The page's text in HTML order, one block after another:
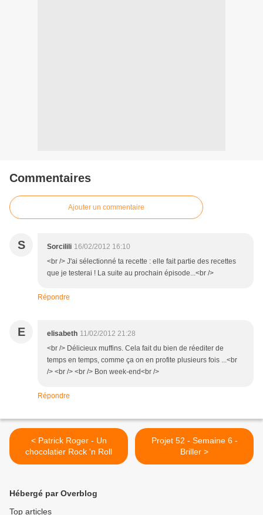
Commentaires
Ajouter un commentaire
S Sorcilili 16/02/2012 16:10
<br /> J'ai sélectionné ta recette : elle fait partie des recettes
que je testerai ! La suite au prochain épisode...<br />
Répondre
E elisabeth 11/02/2012 21:28
<br /> Délicieux muffins. Cela fait du bien de réediter de
temps en temps, comme ça on en profite plusieurs fois ...<br
/> <br /> <br /> Bon week-end<br />
Répondre
< Patrick Roger - Un
chocolatier Rock 'n Roll
Projet 52 - Semaine 6 -
Briller >
Hébergé par Overblog
Top articles